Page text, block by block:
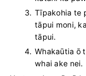
Tīpakohia te
tāpui moni,
tāpui.
Whakaūtia ō
whai ake nei.